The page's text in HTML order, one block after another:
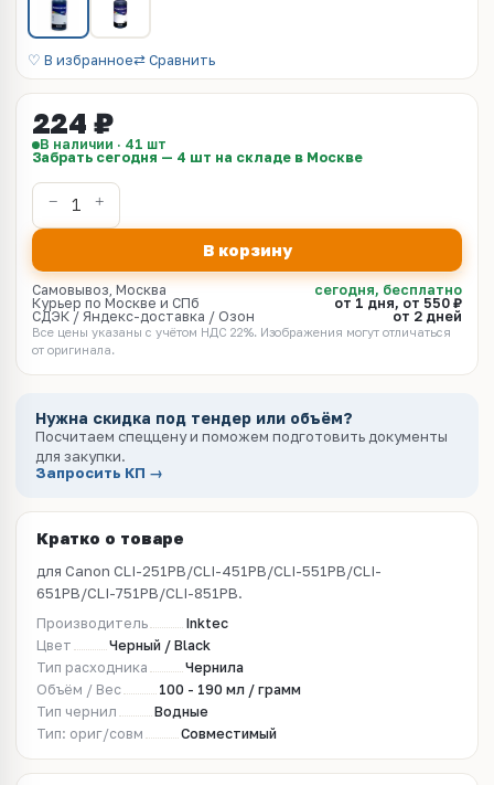
♡ В избранное⇄ Сравнить
224 ₽
В наличии · 41 шт
Забрать сегодня — 4 шт на складе в Москве
В корзину
Самовывоз, Москва
сегодня, бесплатно
Курьер по Москве и СПб
от 1 дня, от 550 ₽
СДЭК / Яндекс-доставка / Озон
от 2 дней
Все цены указаны с учётом НДС 22%. Изображения могут отличаться
от оригинала.
Нужна скидка под тендер или объём?
Посчитаем спеццену и поможем подготовить документы
для закупки.
Запросить КП →
Кратко о товаре
для Canon CLI-251PB/CLI-451PB/CLI-551PB/CLI-
651PB/CLI-751PB/CLI-851PB.
Производитель
Inktec
Цвет
Черный / Black
Тип расходника
Чернила
Объём / Вес
100 - 190 мл / грамм
Тип чернил
Водные
Тип: ориг/совм
Совместимый